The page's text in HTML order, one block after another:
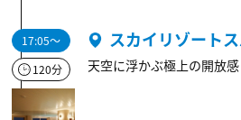
17:05～
120分
スカイリゾート
天空に浮かぶ極上の開放感